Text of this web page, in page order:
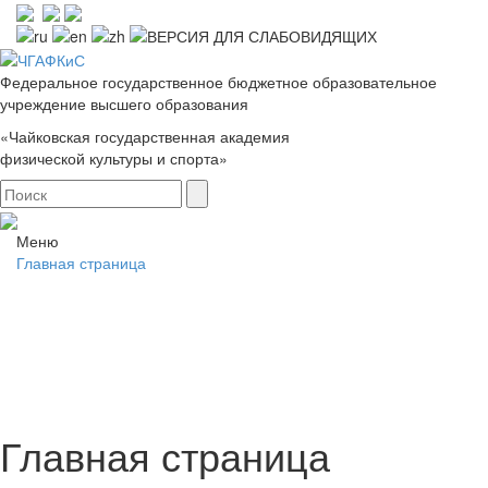
Федеральное государственное бюджетное образовательное
учреждение высшего образования
«Чайковская государственная академия
физической культуры и спорта»
Меню
Главная страница
Главная страница